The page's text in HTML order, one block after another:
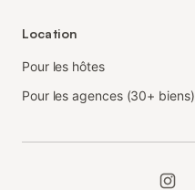
Location
Pour les hôtes
Pour les agences (30+ biens)